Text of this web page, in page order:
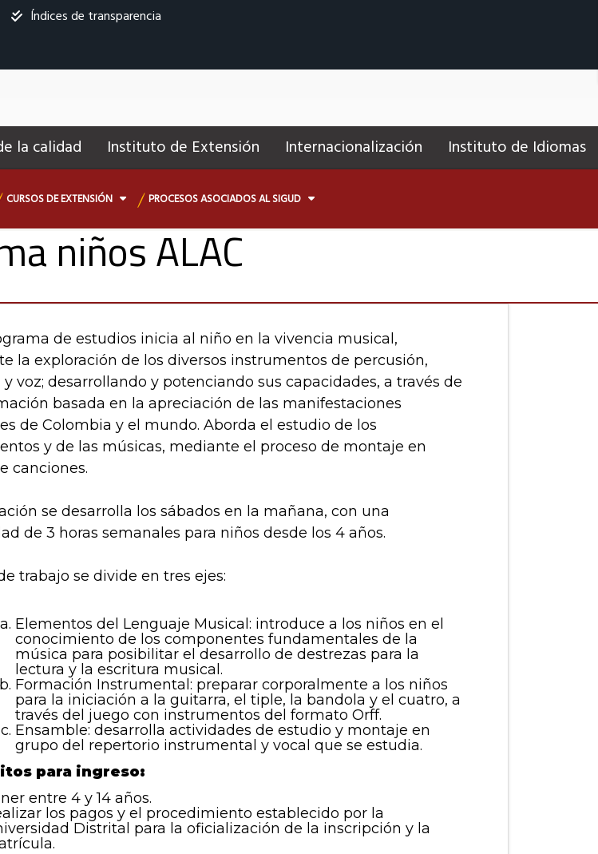
Índices de transparencia
la calidad Instituto de Extensión Internacionalización Instituto de Idiomas
CURSOS DE EXTENSIÓN PROCESOS ASOCIADOS AL SIGUD
niños ALAC
de estudios inicia al niño en la vivencia musical,
la exploración de los diversos instrumentos de percusión,
y voz; desarrollando y potenciando sus capacidades, a través de
basada en la apreciación de las manifestaciones
de Colombia y el mundo. Aborda el estudio de los
y de las músicas, mediante el proceso de montaje en
canciones.
se desarrolla los sábados en la mañana, con una
de 3 horas semanales para niños desde los 4 años.
trabajo se divide en tres ejes:
Elementos del Lenguaje Musical: introduce a los niños en el
conocimiento de los componentes fundamentales de la
música para posibilitar el desarrollo de destrezas para la
lectura y la escritura musical.
Formación Instrumental: preparar corporalmente a los niños
para la iniciación a la guitarra, el tiple, la bandola y el cuatro, a
través del juego con instrumentos del formato Orff.
Ensamble: desarrolla actividades de estudio y montaje en
grupo del repertorio instrumental y vocal que se estudia.
para ingreso:
entre 4 y 14 años.
los pagos y el procedimiento establecido por la
Distrital para la oficialización de la inscripción y la